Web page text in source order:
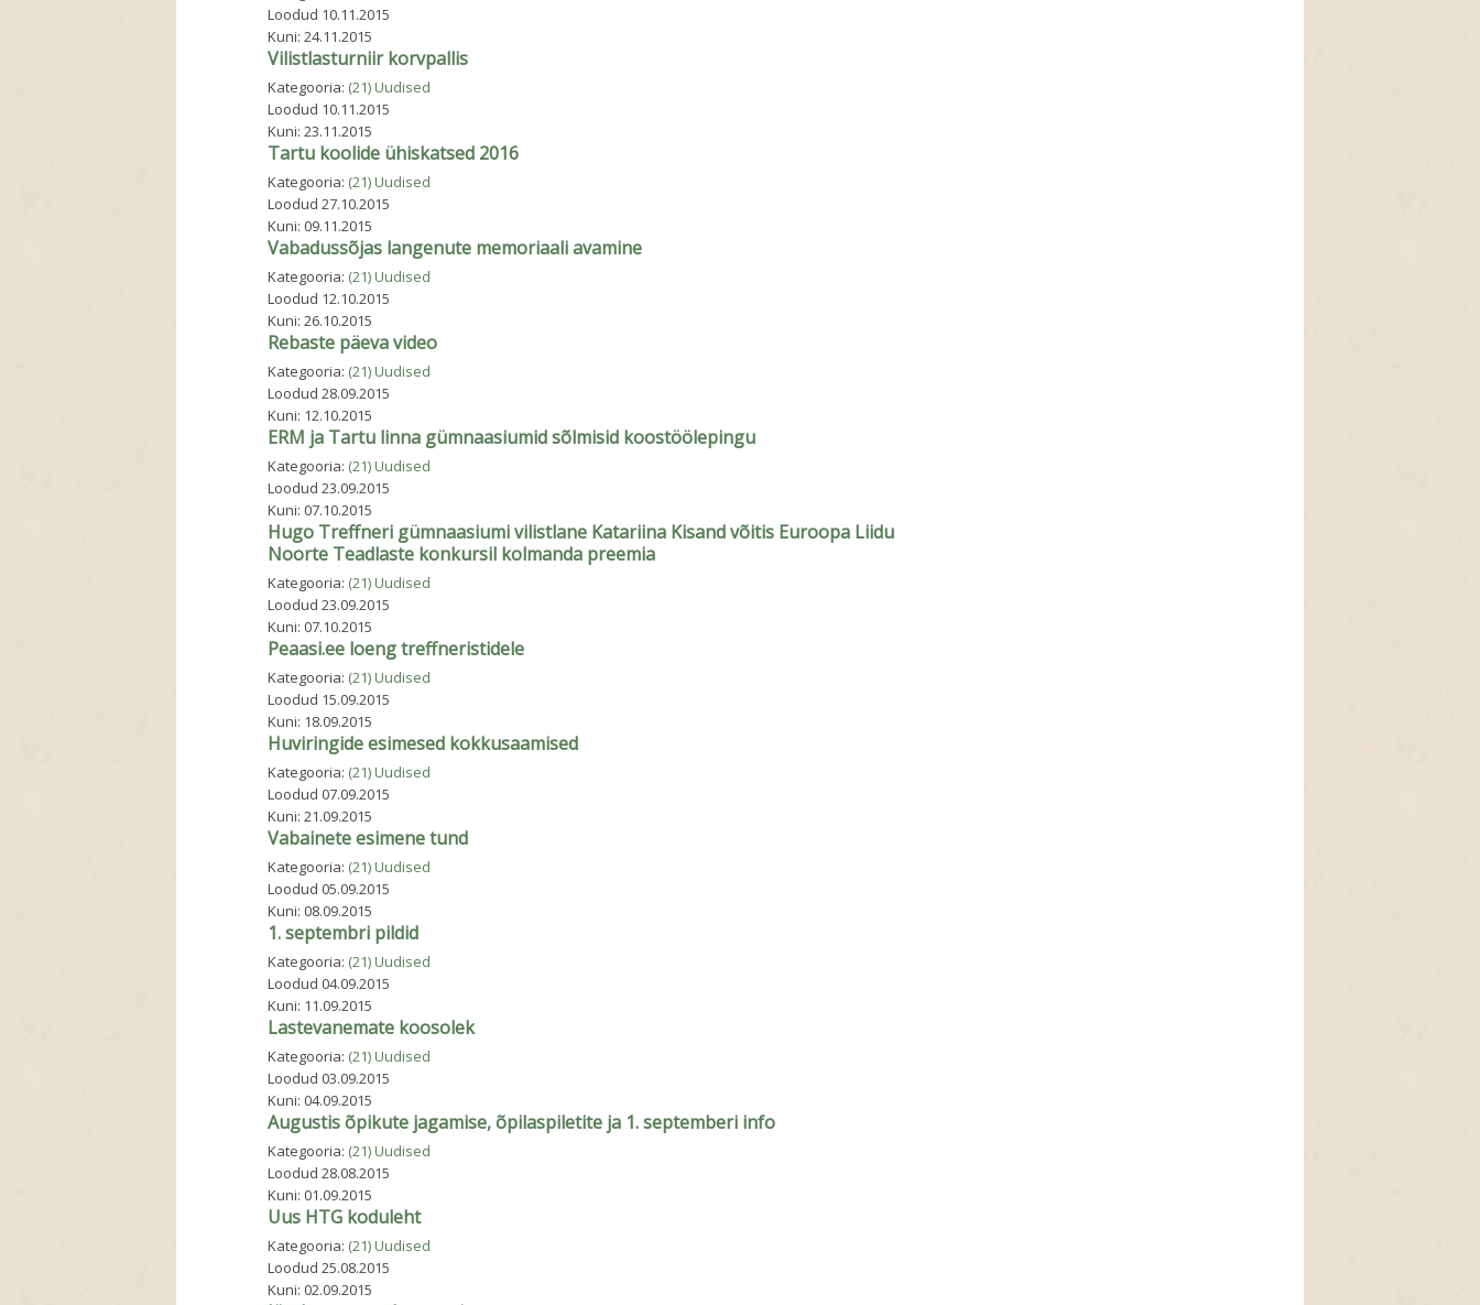
Loodud 10.11.2015
Kuni:24.11.2015
Vilistlasturniir korvpallis
Kategooria: (21) Uudised
Loodud 10.11.2015
Kuni:23.11.2015
Tartu koolide ühiskatsed 2016
Kategooria: (21) Uudised
Loodud 27.10.2015
Kuni: 09.11.2015
Vabadussõjas langenute memoriaali avamine
Kategooria: (21) Uudised
Loodud 12.10.2015
Kuni:26.10.2015
Rebaste päeva video
Kategooria: (21) Uudised
Loodud 28.09.2015
Kuni: 12.10.2015
ERM ja Tartu linna gümnaasiumid sõlmisid koostöölepingu
Kategooria: (21) Uudised
Loodud 23.09.2015
Kuni: 07.10.2015
Hugo Treffneri gümnaasiumi vilistlane Katariina Kisand võitis Euroopa Liidu
Noorte Teadlaste konkursil kolmanda preemia
Kategooria: (21) Uudised
Loodud 23.09.2015
Kuni: 07.10.2015
Peaasi.ee loeng treffneristidele
Kategooria: (21) Uudised
Loodud 15.09.2015
Kuni: 18.09.2015
Huviringide esimesed kokkusaamised
Kategooria: (21) Uudised
Loodud 07.09.2015
Kuni:21.09.2015
Vabainete esimene tund
Kategooria: (21) Uudised
Loodud 05.09.2015
Kuni: 08.09.2015
1. septembri pildid
Kategooria: (21) Uudised
Loodud 04.09.2015
Kuni: 11.09.2015
Lastevanemate koosolek
Kategooria: (21) Uudised
Loodud 03.09.2015
Kuni: 04.09.2015
Augustis õpikute jagamise, õpilaspiletite ja 1. septemberi info
Kategooria: (21) Uudised
Loodud 28.08.2015
Kuni: 01.09.2015
Uus HTG koduleht
Kategooria: (21) Uudised
Loodud 25.08.2015
Kuni: 02.09.2015